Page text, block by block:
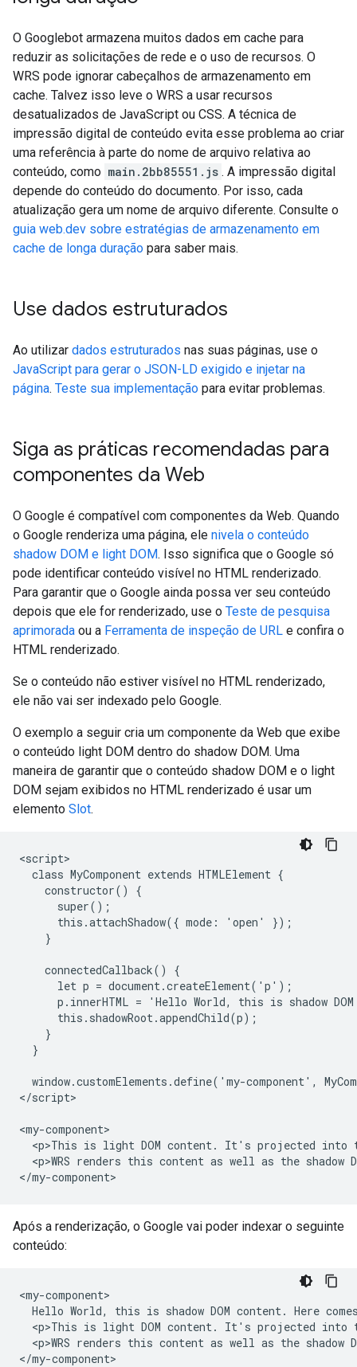
O Googlebot armazena muitos dados em cache para
reduzir as solicitações de rede e o uso de recursos. O
WRS pode ignorar cabeçalhos de armazenamento em
cache. Talvez isso leve o WRS a usar recursos
desatualizados de JavaScript ou CSS. A técnica de
impressão digital de conteúdo evita esse problema ao criar
uma referência à parte do nome de arquivo relativa ao
conteúdo, como main.2bb85551.js . A impressão digital
depende do conteúdo do documento. Por isso, cada
atualização gera um nome de arquivo diferente. Consulte o
guia web.dev sobre estratégias de armazenamento em
cache de longa duração para saber mais.
Use dados estruturados
Ao utilizar dados estruturados nas suas páginas, use o
JavaScript para gerar o JSON-LD exigido e injetar na
página. Teste sua implementação para evitar problemas.
Siga as práticas recomendadas para
componentes da Web
O Google é compatível com componentes da Web. Quando
o Google renderiza uma página, ele nivela o conteúdo
shadow DOM e light DOM. Isso significa que o Google só
pode identificar conteúdo visível no HTML renderizado.
Para garantir que o Google ainda possa ver seu conteúdo
depois que ele for renderizado, use o Teste de pesquisa
aprimorada ou a Ferramenta de inspeção de URL e confira o
HTML renderizado.
Se o conteúdo não estiver visível no HTML renderizado,
ele não vai ser indexado pelo Google.
O exemplo a seguir cria um componente da Web que exibe
o conteúdo light DOM dentro do shadow DOM. Uma
maneira de garantir que o conteúdo shadow DOM e o light
DOM sejam exibidos no HTML renderizado é usar um
elemento Slot.
<script>
  class MyComponent extends HTMLElement {
    constructor() {
      super();
      this.attachShadow({ mode: 'open' });
    }
    connectedCallback() {
      let p = document.createElement('p');
p.innerHTML = 'Hello World, this is shadow
      this.shadowRoot.appendChild(p);
    }
  }
window.customElements.define('my-component',
</script>
<my-component>
<p>This is light DOM content. It's projected into
<p>WRS renders this content as well as the shadow
</my-component>
Após a renderização, o Google vai poder indexar o seguinte
conteúdo:
<my-component>
Hello World, this is shadow DOM content. Here
<p>This is light DOM content. It's projected into
<p>WRS renders this content as well as the shadow
</my-component>